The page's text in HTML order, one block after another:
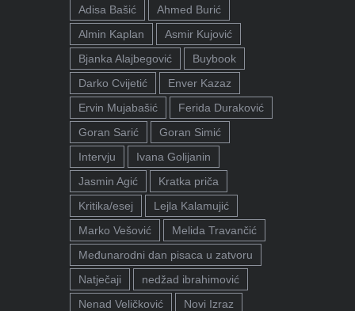
Adisa Bašić
Ahmed Burić
Almin Kaplan
Asmir Kujović
Bjanka Alajbegović
Buybook
Darko Cvijetić
Enver Kazaz
Ervin Mujabašić
Ferida Duraković
Goran Sarić
Goran Simić
Intervju
Ivana Golijanin
Jasmin Agić
Kratka priča
Kritika/esej
Lejla Kalamujić
Marko Vešović
Melida Travančić
Međunarodni dan pisaca u zatvoru
Natječaji
nedžad ibrahimović
Nenad Veličković
Novi Izraz